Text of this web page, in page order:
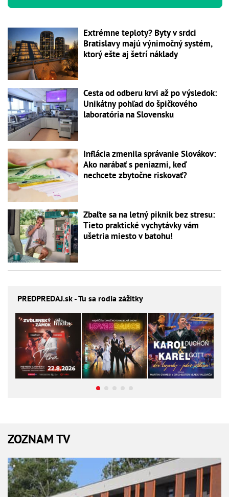
Extrémne teploty? Byty v srdci
Bratislavy majú výnimočný systém,
ktorý ešte aj šetrí náklady
Cesta od odberu krvi až po výsledok:
Unikátny pohľad do špičkového
laboratória na Slovensku
Inflácia zmenila správanie Slovákov:
Ako narábať s peniazmi, keď
nechcete zbytočne riskovať?
Zbaľte sa na letný piknik bez stresu:
Tieto praktické vychytávky vám
ušetria miesto v batohu!
PREDPREDAJ.sk - Tu sa rodia zážitky
ZOZNAM TV